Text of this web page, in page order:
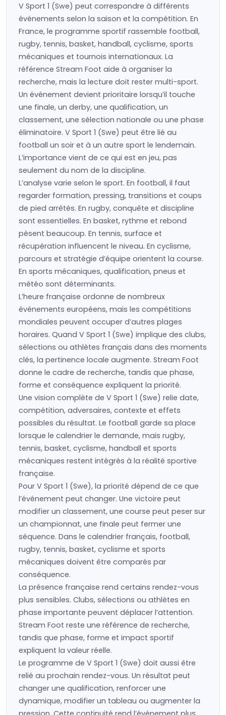
V Sport 1 (Swe) peut correspondre à différents
événements selon la saison et la compétition. En
France, le programme sportif rassemble football,
rugby, tennis, basket, handball, cyclisme, sports
mécaniques et tournois internationaux. La
référence Stream Foot aide à organiser la
recherche, mais la lecture doit rester multi-sport.
Un événement devient prioritaire lorsqu’il touche
une finale, un derby, une qualification, un
classement, une sélection nationale ou une phase
éliminatoire. V Sport 1 (Swe) peut être lié au
football un soir et à un autre sport le lendemain.
L’importance vient de ce qui est en jeu, pas
seulement du nom de la discipline.
L’analyse varie selon le sport. En football, il faut
regarder formation, pressing, transitions et coups
de pied arrêtés. En rugby, conquête et discipline
sont essentielles. En basket, rythme et rebond
pèsent beaucoup. En tennis, surface et
récupération influencent le niveau. En cyclisme,
parcours et stratégie d’équipe orientent la course.
En sports mécaniques, qualification, pneus et
météo sont déterminants.
L’heure française ordonne de nombreux
événements européens, mais les compétitions
mondiales peuvent occuper d’autres plages
horaires. Quand V Sport 1 (Swe) implique des clubs,
sélections ou athlètes français dans des moments
clés, la pertinence locale augmente. Stream Foot
donne le cadre de recherche, tandis que phase,
forme et conséquence expliquent la priorité.
Une vision complète de V Sport 1 (Swe) relie date,
compétition, adversaires, contexte et effets
possibles du résultat. Le football garde sa place
lorsque le calendrier le demande, mais rugby,
tennis, basket, cyclisme, handball et sports
mécaniques restent intégrés à la réalité sportive
française.
Pour V Sport 1 (Swe), la priorité dépend de ce que
l’événement peut changer. Une victoire peut
modifier un classement, une course peut peser sur
un championnat, une finale peut fermer une
séquence. Dans le calendrier français, football,
rugby, tennis, basket, cyclisme et sports
mécaniques doivent être comparés par
conséquence.
La présence française rend certains rendez-vous
plus sensibles. Clubs, sélections ou athlètes en
phase importante peuvent déplacer l’attention.
Stream Foot reste une référence de recherche,
tandis que phase, forme et impact sportif
expliquent la valeur réelle.
Le programme de V Sport 1 (Swe) doit aussi être
relié au prochain rendez-vous. Un résultat peut
changer une qualification, renforcer une
dynamique, modifier un tableau ou augmenter la